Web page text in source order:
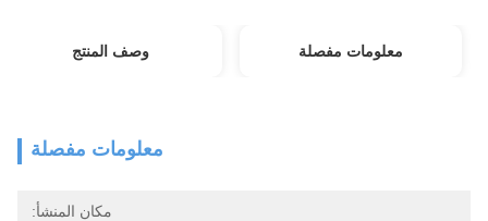
معلومات مفصلة وصف المنتج
معلومات مفصلة
مكان المنشأ: